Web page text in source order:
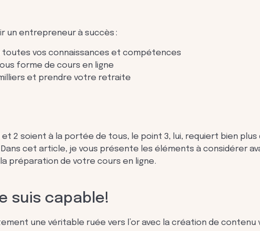
un entrepreneur à succès :
toutes vos connaissances et compétences
forme de cours en ligne
et prendre votre retraite
et 2 soient à la portée de tous, le point 3, lui, requiert bien
cet article, je vous présente les éléments à considérer
préparation de votre cours en ligne.
suis capable!
une véritable ruée vers l’or avec la création de